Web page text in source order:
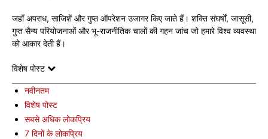
जहाँ अपराध, साजिशें और गुप्त ऑपरेशन उजागर किए जाते हैं। शक्ति संघर्षों, जासूसी,
गुप्त सैन्य परियोजनाओं और भू-राजनीतिक चालों की गहन जांच जो हमारे विश्व व्यवस्था
को आकार देती हैं।
विशेष पोस्ट
नवीनतम
विशेष पोस्ट
सबसे अधिक लोकप्रिय
7 दिनों के लोकप्रिय